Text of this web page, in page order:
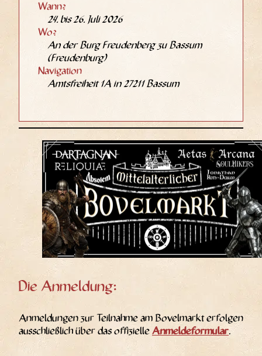
Wann?
24. bis 26. Juli 2026
Wo?
An der Burg Freu­den­berg zu Bas­sum
(Freu­den­burg)
Navi­ga­ti­on
Amts­frei­heit 1A in 27211 Bassum
Die Anmeldung:
Anmel­dun­gen zur Teil­nah­me am Bovel­markt erfol­gen
aus­schließ­lich über das offi­zi­el­le Anmel­de­for­mu­lar.